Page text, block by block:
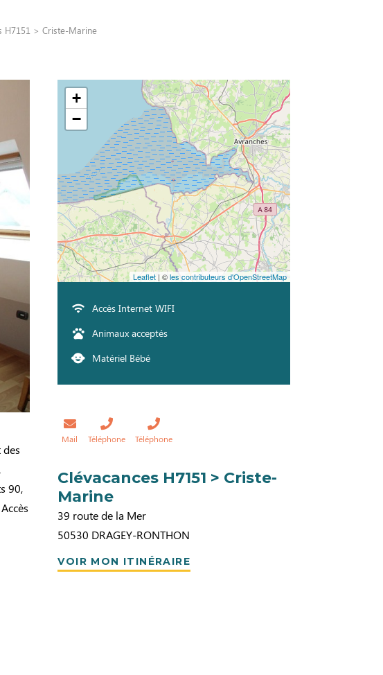
H7151 > Criste-Marine
90,
+
−
Leaflet| ©les contributeurs d'OpenStreetMap
Accès Internet WIFI
Animaux acceptés
Matériel Bébé
Mail Téléphone Téléphone
Clévacances H7151 > Criste-
Marine
39 route de la Mer
50530 DRAGEY-RONTHON
VOIR MON ITINÉRAIRE